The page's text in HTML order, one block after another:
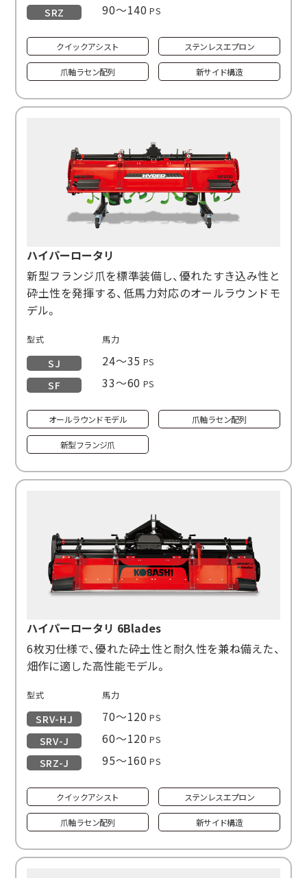
SRZ 90〜140 PS
クイックアシスト ステンレスエプロン
爪軸ラセン配列 新サイド構造
ハイパーロータリ
新型フランジ爪を標準装備し、優れたすき込み性と
砕土性を発揮する、低馬力対応のオールラウンドモ
デル。
型式 馬力
SJ 24～35 PS
SF 33～60 PS
オールラウンドモデル 爪軸ラセン配列
新型フランジ爪
ハイパーロータリ 6Blades
6枚刃仕様で、優れた砕土性と耐久性を兼ね備えた、
畑作に適した高性能モデル。
型式 馬力
SRV-HJ 70～120 PS
SRV-J 60～120 PS
SRZ-J 95～160 PS
クイックアシスト ステンレスエプロン
爪軸ラセン配列 新サイド構造